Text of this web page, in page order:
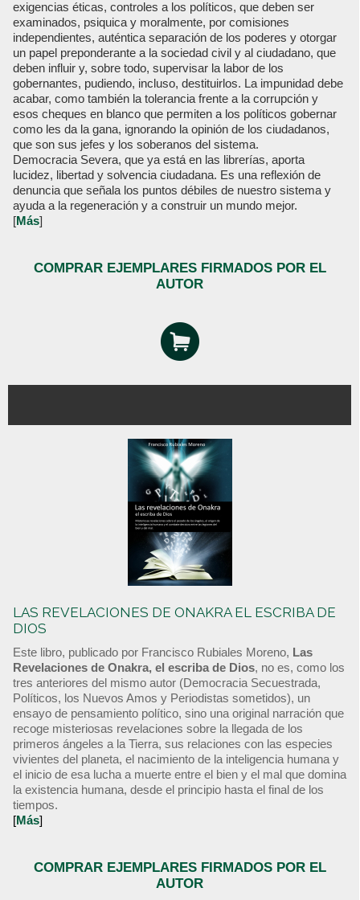
exigencias éticas, controles a los políticos, que deben ser
examinados, psiquica y moralmente, por comisiones
independientes, auténtica separación de los poderes y otorgar
un papel preponderante a la sociedad civil y al ciudadano, que
deben influir y, sobre todo, supervisar la labor de los
gobernantes, pudiendo, incluso, destituirlos. La impunidad debe
acabar, como también la tolerancia frente a la corrupción y
esos cheques en blanco que permiten a los políticos gobernar
como les da la gana, ignorando la opinión de los ciudadanos,
que son sus jefes y los soberanos del sistema.
Democracia Severa, que ya está en las librerías, aporta
lucidez, libertad y solvencia ciudadana. Es una reflexión de
denuncia que señala los puntos débiles de nuestro sistema y
ayuda a la regeneración y a construir un mundo mejor.
[Más]
COMPRAR EJEMPLARES FIRMADOS POR EL
AUTOR
LAS REVELACIONES DE ONAKRA EL ESCRIBA DE
DIOS
Este libro, publicado por Francisco Rubiales Moreno, Las
Revelaciones de Onakra, el escriba de Dios, no es, como los
tres anteriores del mismo autor (Democracia Secuestrada,
Políticos, los Nuevos Amos y Periodistas sometidos), un
ensayo de pensamiento político, sino una original narración que
recoge misteriosas revelaciones sobre la llegada de los
primeros ángeles a la Tierra, sus relaciones con las especies
vivientes del planeta, el nacimiento de la inteligencia humana y
el inicio de esa lucha a muerte entre el bien y el mal que domina
la existencia humana, desde el principio hasta el final de los
tiempos.
[Más]
COMPRAR EJEMPLARES FIRMADOS POR EL
AUTOR